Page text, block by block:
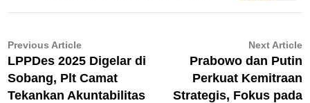
Navigasi
pos
Previous ArticlePrevious
article:
LPPDes 2025 Digelar di
Sobang, Plt Camat
Tekankan Akuntabilitas
Next Article
Prabowo dan Putin
Perkuat Kemitraan
Strategis, Fokus pada